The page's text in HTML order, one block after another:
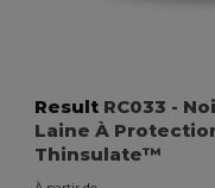
Result RC033 -
Laine À
Thinsulate™